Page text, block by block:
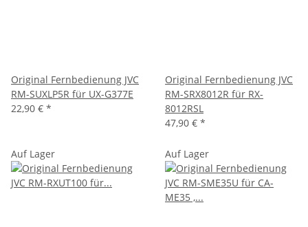
Original Fernbedienung JVC
RM-SUXLP5R für UX-G377E
22,90 € *
Original Fernbedienung JVC
RM-SRX8012R für RX-
8012RSL
47,90 € *
Auf Lager Auf Lager